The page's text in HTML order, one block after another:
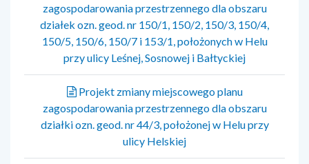
zagospodarowania przestrzennego dla obszaru
działek ozn. geod. nr 150/1, 150/2, 150/3, 150/4,
150/5, 150/6, 150/7 i 153/1, położonych w Helu
przy ulicy Leśnej, Sosnowej i Bałtyckiej
Projekt zmiany miejscowego planu
zagospodarowania przestrzennego dla obszaru
działki ozn. geod. nr 44/3, położonej w Helu przy
ulicy Helskiej